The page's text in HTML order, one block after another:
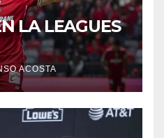
LA LEAGUES
ACOSTA